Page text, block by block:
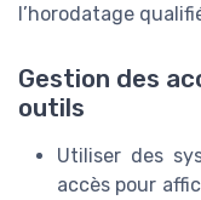
l’horodatage
Gestion des
outils
Utiliser des
accès pour